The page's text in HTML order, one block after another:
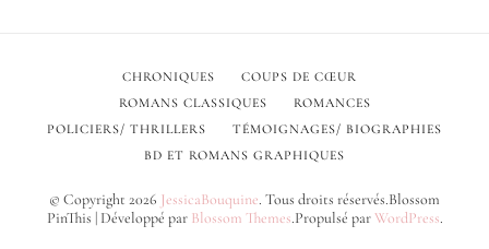
© Copyright 2026 JessicaBouquine. Tous droits réservés.Blossom
PinThis | Développé par Blossom Themes.Propulsé parWordPress.
CHRONIQUES
COUPS DE CŒUR
ROMANS CLASSIQUES
ROMANCES
POLICIERS/ THRILLERS
TÉMOIGNAGES/ BIOGRAPHIES
BD ET ROMANS GRAPHIQUES